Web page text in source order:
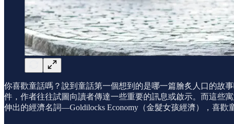
你喜歡童話嗎？說到童話第一個想到的是哪一篇膾炙人口的故
件，作者往往試圖向讀者傳達一些重要的訊息或啟示。而這些
伸出的經濟名詞—Goldilocks Economy（金髮女孩經濟），喜歡